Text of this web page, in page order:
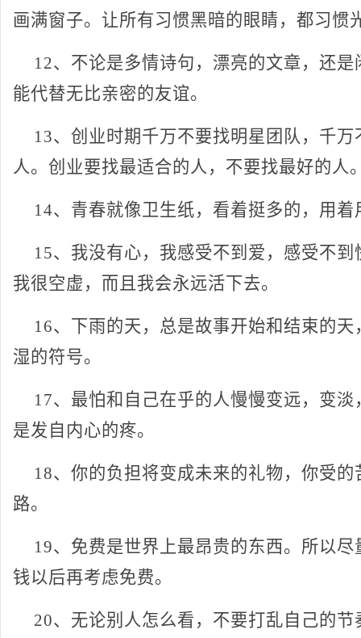
画满窗子。让所有习惯黑暗的眼睛，都习惯
12、不论是多情诗句，漂亮的文章，还
能代替无比亲密的友谊。
13、创业时期千万不要找明星团队，千
人。创业要找最适合的人，不要找最好的人
14、青春就像卫生纸，看着挺多的，用着
15、我没有心，我感受不到爱，感受不
我很空虚，而且我会永远活下去。
16、下雨的天，总是故事开始和结束的
湿的符号。
17、最怕和自己在乎的人慢慢变远，变
是发自内心的疼。
18、你的负担将变成未来的礼物，你受
路。
19、免费是世界上最昂贵的东西。所以
钱以后再考虑免费。
20、无论别人怎么看，不要打乱自己的